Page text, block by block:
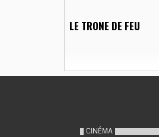
LE TRONE DE FEU
CINÉMA